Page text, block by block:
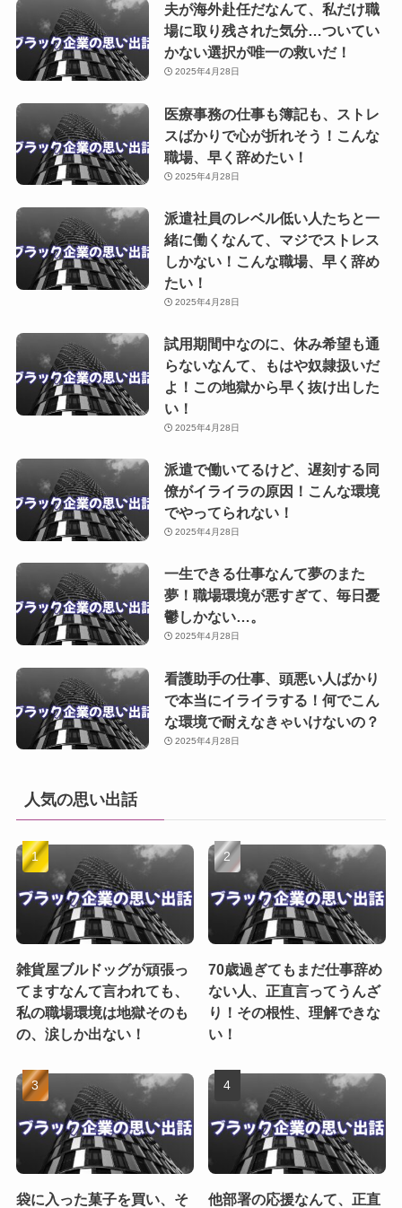
夫が海外赴任だなんて、私だけ職
場に取り残された気分…ついてい
かない選択が唯一の救いだ！
2025年4月28日
医療事務の仕事も簿記も、ストレ
スばかりで心が折れそう！こんな
職場、早く辞めたい！
2025年4月28日
派遣社員のレベル低い人たちと一
緒に働くなんて、マジでストレス
しかない！こんな職場、早く辞め
たい！
2025年4月28日
試用期間中なのに、休み希望も通
らないなんて、もはや奴隷扱いだ
よ！この地獄から早く抜け出した
い！
2025年4月28日
派遣で働いてるけど、遅刻する同
僚がイライラの原因！こんな環境
でやってられない！
2025年4月28日
一生できる仕事なんて夢のまた
夢！職場環境が悪すぎて、毎日憂
鬱しかない…。
2025年4月28日
看護助手の仕事、頭悪い人ばかり
で本当にイライラする！何でこん
な環境で耐えなきゃいけないの？
2025年4月28日
人気の思い出話
雑貨屋ブルドッグが頑張っ
てますなんて言われても、
私の職場環境は地獄そのも
の、涙しか出ない！
70歳過ぎてもまだ仕事辞め
ない人、正直言ってうんざ
り！その根性、理解できな
い！
袋に入った菓子を買い、そ
他部署の応援なんて、正直